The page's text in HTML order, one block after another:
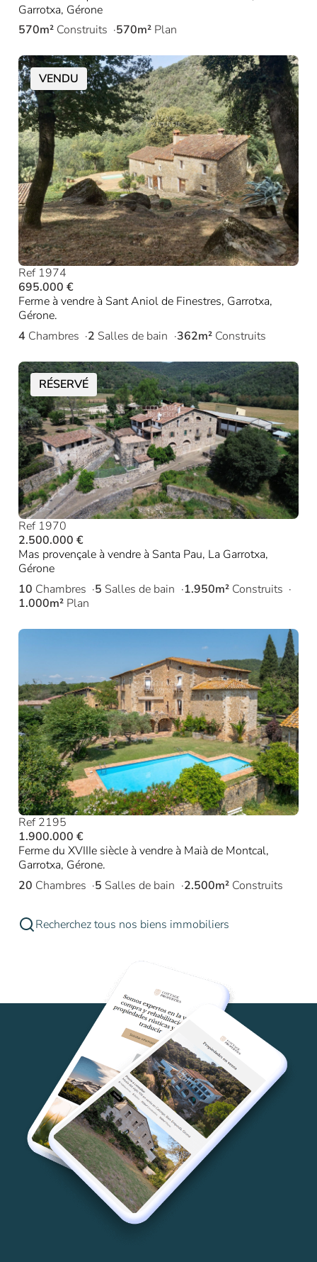
Garrotxa, Gérone
570m² Construits 570m² Plan
VENDU
Ref 1974
695.000 €
Ferme à vendre à Sant Aniol de Finestres, Garrotxa,
Gérone.
4 Chambres 2 Salles de bain 362m² Construits
RÉSERVÉ
Ref 1970
2.500.000 €
Mas provençale à vendre à Santa Pau, La Garrotxa,
Gérone
10 Chambres 5 Salles de bain 1.950m² Construits
1.000m² Plan
Ref 2195
1.900.000 €
Ferme du XVIIIe siècle à vendre à Maià de Montcal,
Garrotxa, Gérone.
20 Chambres 5 Salles de bain 2.500m² Construits
Recherchez tous nos biens immobiliers